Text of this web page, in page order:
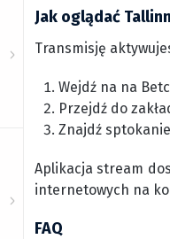
Jak oglądać
Transmisję
Wejdź na na
Przejdź do
Znajdź
Aplikacja stream
internetowych na
FAQ